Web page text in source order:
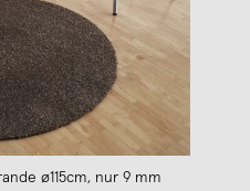
ø115cm, nur 9 mm